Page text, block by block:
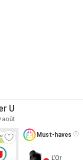
U
août
Must-haves
L'Or